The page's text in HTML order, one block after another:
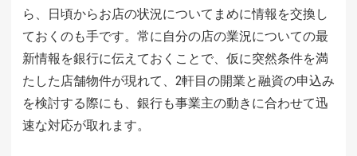
ら、日頃からお店の状況についてまめに情報を交換し
ておくのも手です。常に自分の店の業況についての最
新情報を銀行に伝えておくことで、仮に突然条件を満
たした店舗物件が現れて、2軒目の開業と融資の申込み
を検討する際にも、銀行も事業主の動きに合わせて迅
速な対応が取れます。